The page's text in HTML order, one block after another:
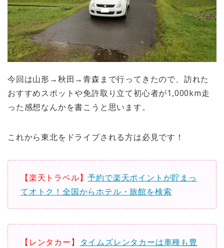
今回は山形→秋田→青森まで行ってきたので、訪れた
おすすめスポットや免許取り立て初心者が1,000km走
った感想なんかを書こうと思います。
これから東北をドライブされる方は必見です！
【楽天トラベル】予約で楽天ポイントが貯まっ
てオトク！全国からホテル・旅館を検索
【レンタカー】
タイムズレンタカーは車種も豊